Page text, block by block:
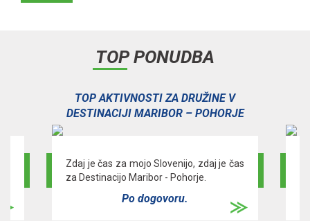
TOP PONUDBA
TOP AKTIVNOSTI ZA DRUŽINE V
DESTINACIJI MARIBOR – POHORJE
Zdaj je čas za mojo Slovenijo, zdaj je čas
za Destinacijo Maribor - Pohorje.
Po dogovoru.